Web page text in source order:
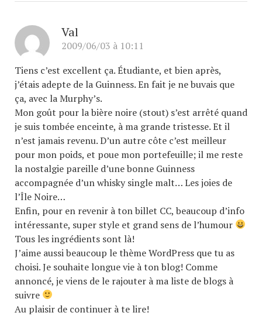
Val
2009/06/03 à 10:11
Tiens c’est excellent ça. Étudiante, et bien après,
j’étais adepte de la Guinness. En fait je ne buvais que
ça, avec la Murphy’s.
Mon goût pour la bière noire (stout) s’est arrêté quand
je suis tombée enceinte, à ma grande tristesse. Et il
n’est jamais revenu. D’un autre côte c’est meilleur
pour mon poids, et poue mon portefeuille; il me reste
la nostalgie pareille d’une bonne Guinness
accompagnée d’un whisky single malt… Les joies de
l’Île Noire…
Enfin, pour en revenir à ton billet CC, beaucoup d’info
intéressante, super style et grand sens de l’humour
Tous les ingrédients sont là!
J’aime aussi beaucoup le thème WordPress que tu as
choisi. Je souhaite longue vie à ton blog! Comme
annoncé, je viens de le rajouter à ma liste de blogs à
suivre
Au plaisir de continuer à te lire!